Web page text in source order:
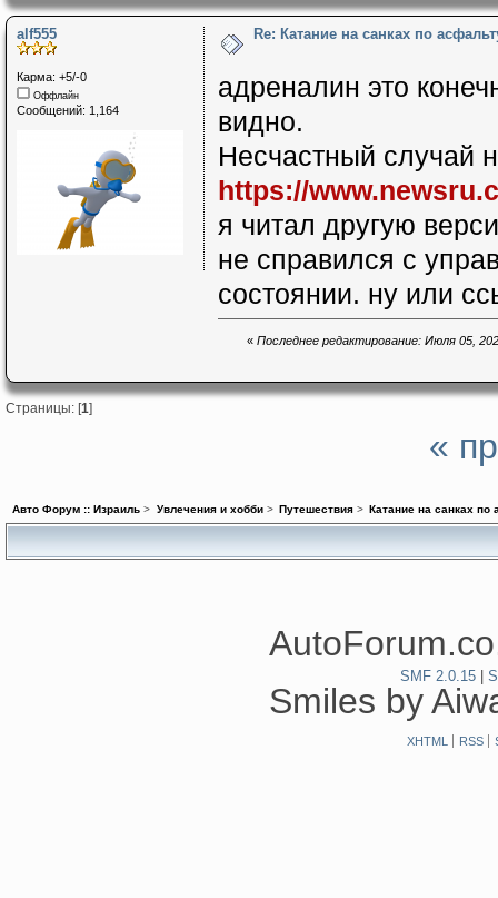
alf555
Карма: +5/-0
Оффлайн
Сообщений: 1,164
Re: Катание на санках по
адреналин это
видно.
Несчастный случай
https://
я читал другую
не справился с
состоянии. ну или
« Последнее редактирование: Июля 05,
Страницы: [1]
«
Авто Форум :: Израиль > Увлечения и хобби> Путешествия> Катание на санках
SMF 2.0.15
Smiles by
XHTML RSS